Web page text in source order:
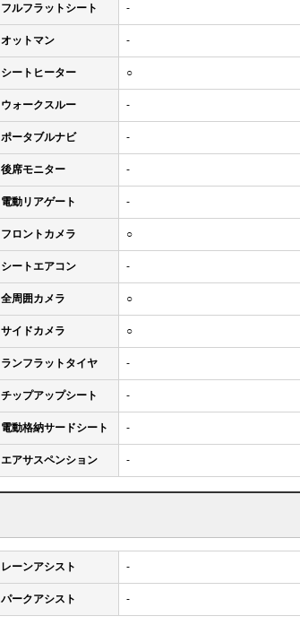
フルフラットシート -
オットマン -
シートヒーター ○
ウォークスルー -
ポータブルナビ -
後席モニター -
電動リアゲート -
フロントカメラ ○
シートエアコン -
全周囲カメラ ○
サイドカメラ ○
ランフラットタイヤ -
チップアップシート -
電動格納サードシート -
エアサスペンション -
レーンアシスト -
パークアシスト -